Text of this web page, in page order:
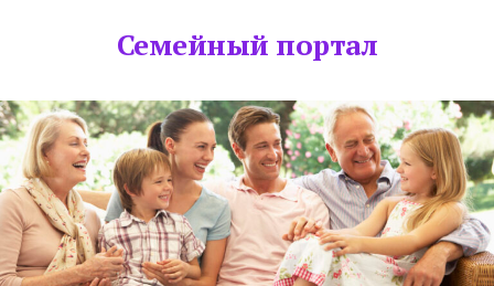
Семейный портал